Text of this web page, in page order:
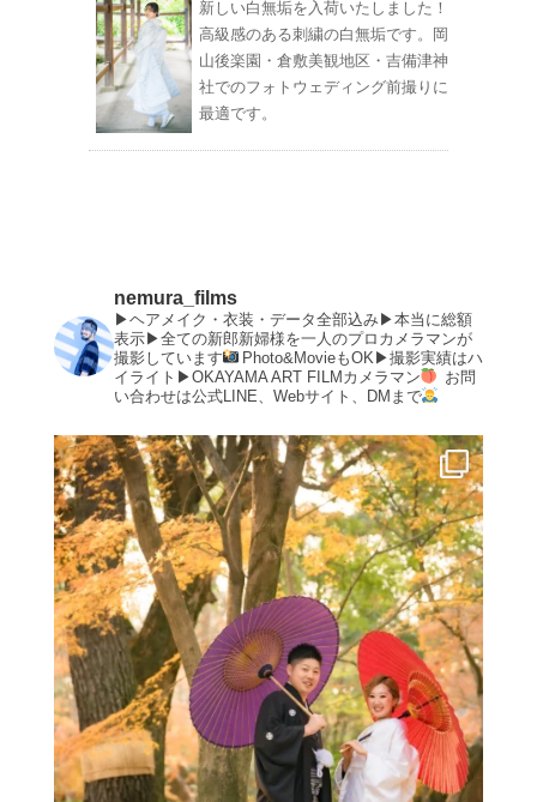
新しい白無垢を入荷いたしました！
高級感のある刺繍の白無垢です。岡
山後楽園・倉敷美観地区・吉備津神
社でのフォトウェディング前撮りに
最適です。
nemura_films
▶︎ヘアメイク・衣装・データ全部込み▶︎本当に総額
表示▶︎全ての新郎新婦様を一人のプロカメラマンが
撮影しています
Photo&MovieもOK▶︎撮影実績はハ
イライト▶︎OKAYAMA ART FILMカメラマン
お問
い合わせは公式LINE、Webサイト、DMまで